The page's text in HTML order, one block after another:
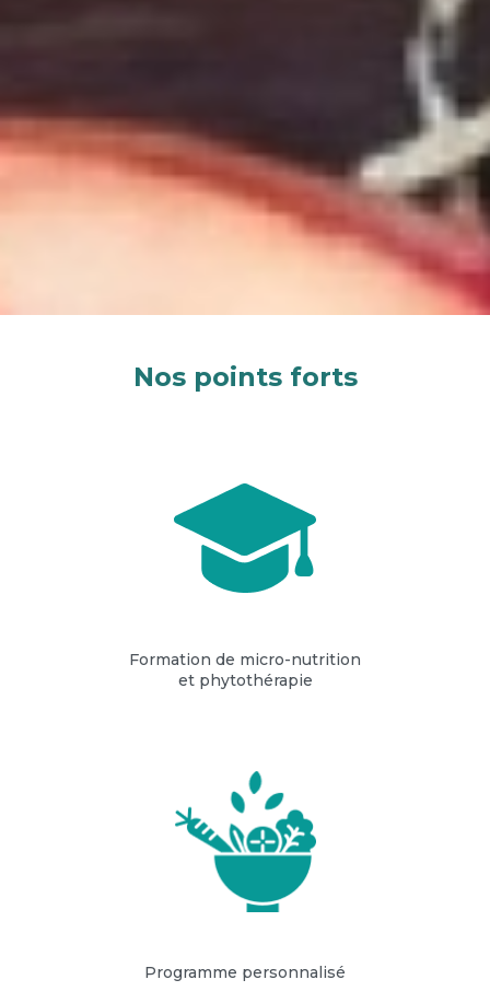
Nos points forts
Formation de micro-nutrition
et phytothérapie
Programme personnalisé